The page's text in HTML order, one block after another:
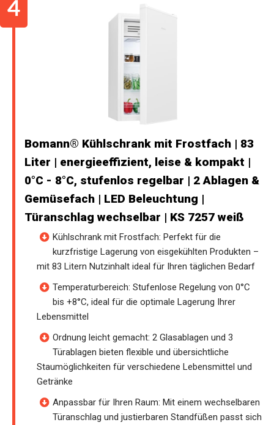
Bomann® Kühlschrank mit Frostfach | 83
Liter | energieeffizient, leise & kompakt |
0°C - 8°C, stufenlos regelbar | 2 Ablagen &
Gemüsefach | LED Beleuchtung |
Türanschlag wechselbar | KS 7257 weiß
Kühlschrank mit Frostfach: Perfekt für die
kurzfristige Lagerung von eisgekühlten Produkten –
mit 83 Litern Nutzinhalt ideal für Ihren täglichen Bedarf
Temperaturbereich: Stufenlose Regelung von 0°C
bis +8°C, ideal für die optimale Lagerung Ihrer
Lebensmittel
Ordnung leicht gemacht: 2 Glasablagen und 3
Türablagen bieten flexible und übersichtliche
Staumöglichkeiten für verschiedene Lebensmittel und
Getränke
Anpassbar für Ihren Raum: Mit einem wechselbaren
Türanschlag und justierbaren Standfüßen passt sich